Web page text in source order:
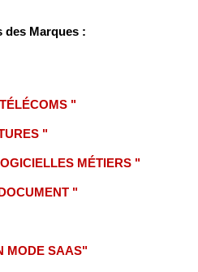
des Marques :
"
"
MÉTIERS "
"
MODE SAAS"